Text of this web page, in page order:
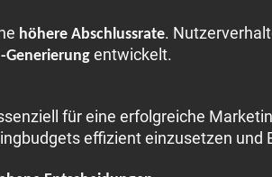
höhere Abschlussrate.
Generierung entwickelt.
für eine erfolgreiche
effizient einzusetzen und